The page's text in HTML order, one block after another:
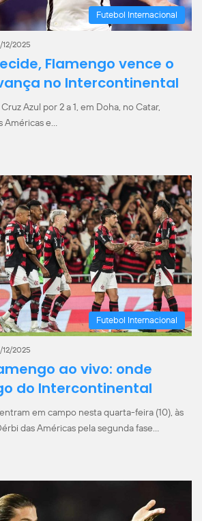
Futebol Internacional
12/2025
Flamengo vence o
no Intercontinental
Azul por 2 a 1, em Doha, no Catar,
e…
Futebol Internacional
12/2025
ao vivo: onde
do Intercontinental
em campo nesta quarta-feira (10), às
das Américas pela segunda fase…